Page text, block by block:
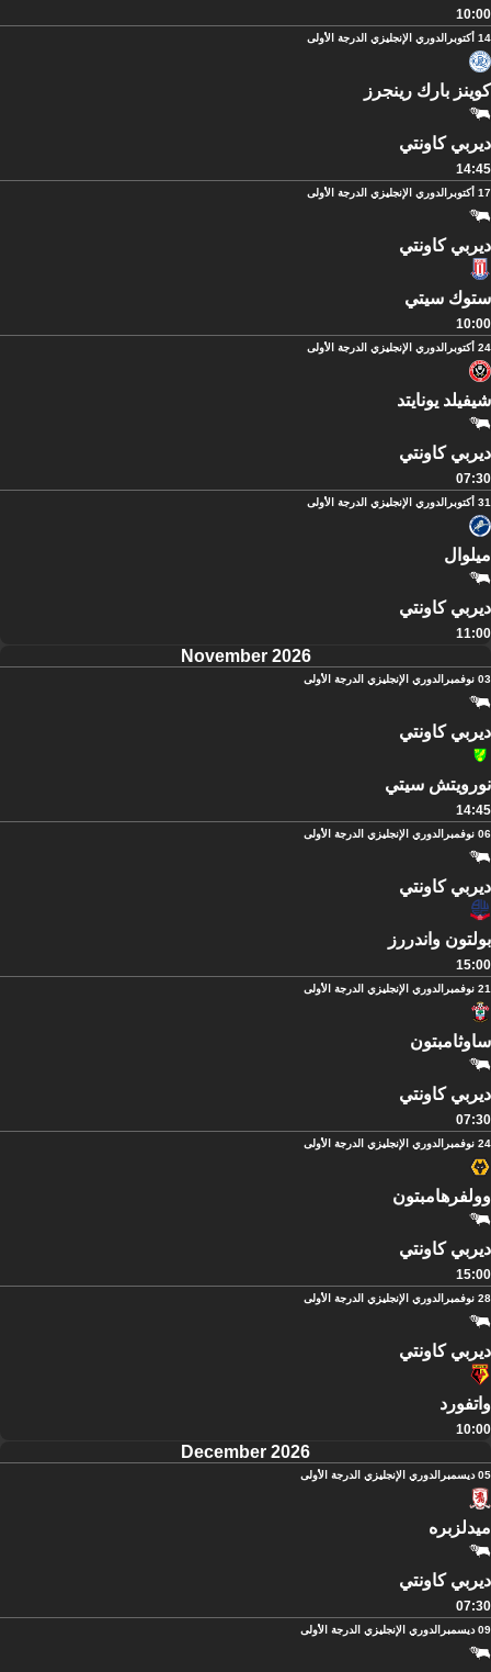
10:00
14 أكتوبر الدوري الإنجليزي الدرجة الأولى
كوينز بارك رينجرز
ديربي كاونتي
14:45
17 أكتوبر الدوري الإنجليزي الدرجة الأولى
ديربي كاونتي
ستوك سيتي
10:00
24 أكتوبر الدوري الإنجليزي الدرجة الأولى
شيفيلد يونايتد
ديربي كاونتي
07:30
31 أكتوبر الدوري الإنجليزي الدرجة الأولى
ميلوال
ديربي كاونتي
11:00
November 2026
03 نوفمبر الدوري الإنجليزي الدرجة الأولى
ديربي كاونتي
نورويتش سيتي
14:45
06 نوفمبر الدوري الإنجليزي الدرجة الأولى
ديربي كاونتي
بولتون واندررز
15:00
21 نوفمبر الدوري الإنجليزي الدرجة الأولى
ساوثامبتون
ديربي كاونتي
07:30
24 نوفمبر الدوري الإنجليزي الدرجة الأولى
وولفرهامبتون
ديربي كاونتي
15:00
28 نوفمبر الدوري الإنجليزي الدرجة الأولى
ديربي كاونتي
واتفورد
10:00
December 2026
05 ديسمبر الدوري الإنجليزي الدرجة الأولى
ميدلزبره
ديربي كاونتي
07:30
09 ديسمبر الدوري الإنجليزي الدرجة الأولى